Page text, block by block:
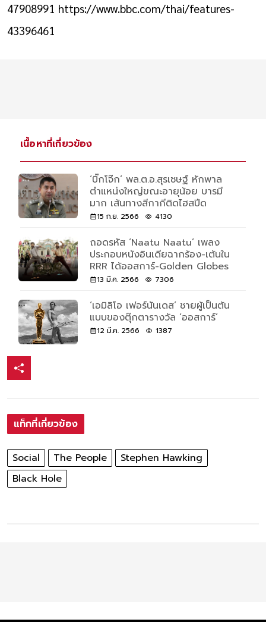
47908991 https://www.bbc.com/thai/features-
43396461
เนื้อหาที่เกี่ยวข้อง
‘บิ๊กโจ๊ก’ พล.ต.อ.สุรเชษฐ์ หักพาล
ตำแหน่งใหญ่ขณะอายุน้อย บารมี
มาก เส้นทางสีกากีติดไฮสปีด
15 ก.ย. 2566 4130
ถอดรหัส ‘Naatu Naatu’ เพลง
ประกอบหนังอินเดียฉากร้อง-เต้นใน
RRR ได้ออสการ์-Golden Globes
13 มี.ค. 2566 7306
‘เอมิลิโอ เฟอร์นันเดส’ ชายผู้เป็นต้น
แบบของตุ๊กตารางวัล ‘ออสการ์’
12 มี.ค. 2566 1387
แท็กที่เกี่ยวข้อง
Social The People
Stephen Hawking
Black Hole